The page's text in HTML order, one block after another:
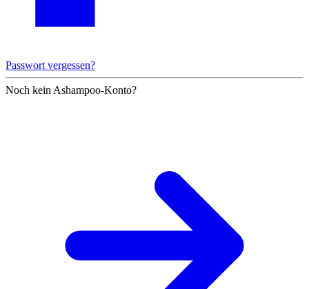
Passwort vergessen?
Noch kein Ashampoo-Konto?